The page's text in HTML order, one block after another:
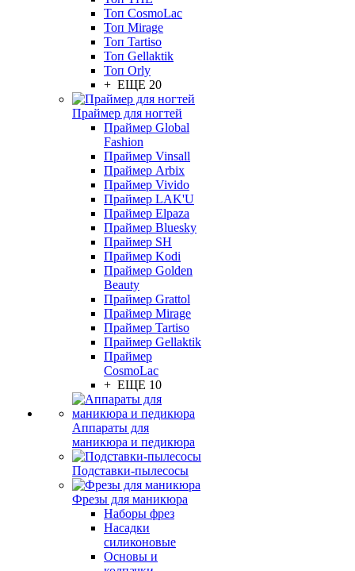
Топ CosmoLac
Топ Mirage
Топ Tartiso
Топ Gellaktik
Топ Orly
+ ЕЩЕ 20
Праймер для ногтей
Праймер Global
Fashion
Праймер Vinsall
Праймер Arbix
Праймер Vivido
Праймер LAK'U
Праймер Elpaza
Праймер Bluesky
Праймер SH
Праймер Kodi
Праймер Golden
Beauty
Праймер Grattol
Праймер Mirage
Праймер Tartiso
Праймер Gellaktik
Праймер
CosmoLac
+ ЕЩЕ 10
Аппараты для
маникюра и педикюра
Подставки-пылесосы
Фрезы для маникюра
Наборы фрез
Насадки
силиконовые
Основы и